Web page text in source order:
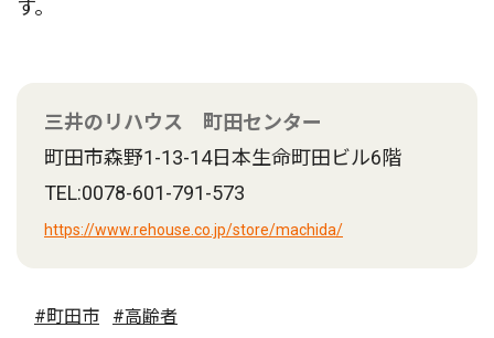
す。
三井のリハウス 町田センター
町田市森野1-13-14日本生命町田ビル6階
TEL:0078-601-791-573
https://www.rehouse.co.jp/store/machida/
#町田市 #高齢者